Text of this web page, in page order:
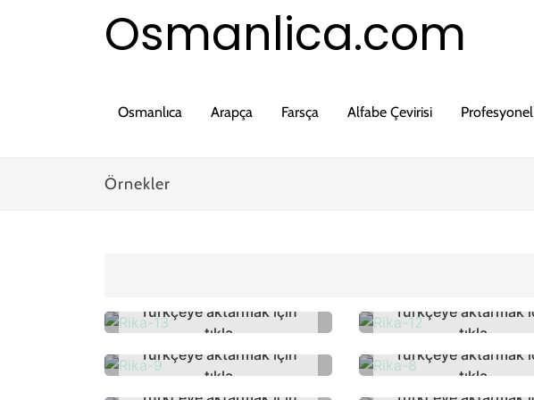
Osmanlica.com
Osmanlıca Arapça Farsça Alfabe Çevirisi
Örnekler
Türkçeye aktarmak için
tıkla
Türkçeye aktarmak
tıkla
Türkçeye aktarmak için
tıkla
Türkçeye aktarmak
tıkla